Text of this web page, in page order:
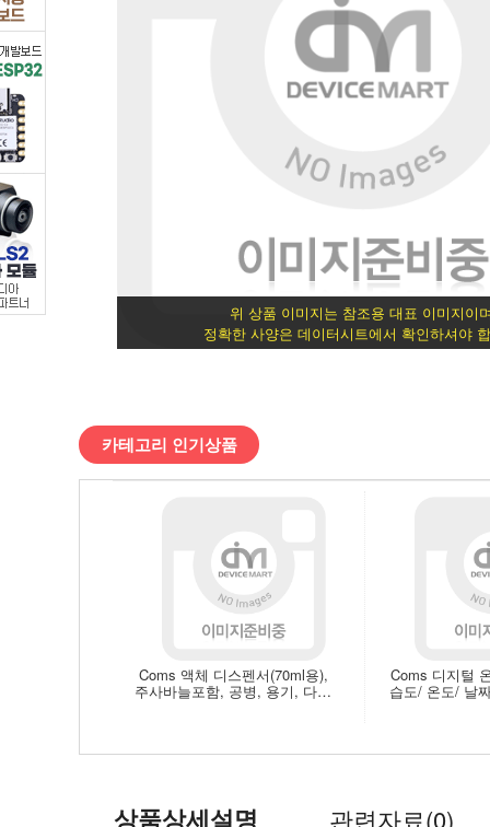
선
택]|
[인
조
인
간
셀]
위 상품 이미지는 참조용 대표 이미지이
정확한 사양은 데이터시트에서 확인하셔야
카테고리 인기상품
Coms 액체 디스펜서(70ml용),
주사바늘포함, 공병, 용기, 다용
Coms 디지털
습도/ 온도/ 날
상품상세설명 관련자료(0)